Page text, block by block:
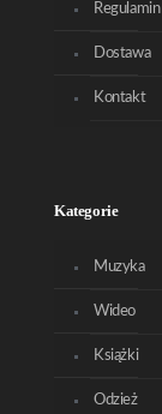
Regulamin
Dostawa
Kontakt
Kategorie
Muzyka
Wideo
Książki
Odzież